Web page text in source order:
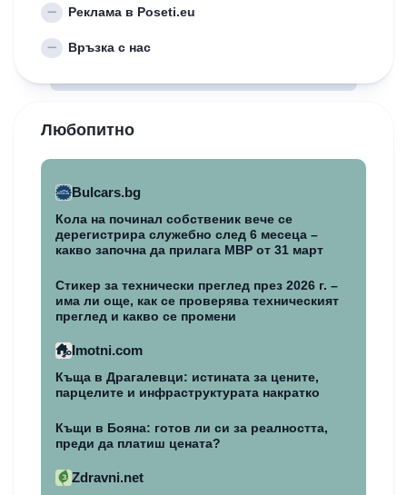
Реклама в Poseti.eu
Връзка с нас
Любопитно
Bulcars.bg
Кола на починал собственик вече се
дерегистрира служебно след 6 месеца –
какво започна да прилага МВР от 31 март
Стикер за технически преглед през 2026 г. –
има ли още, как се проверява техническият
преглед и какво се промени
Imotni.com
Къща в Драгалевци: истината за цените,
парцелите и инфраструктурата накратко
Къщи в Бояна: готов ли си за реалността,
преди да платиш цената?
Zdravni.net